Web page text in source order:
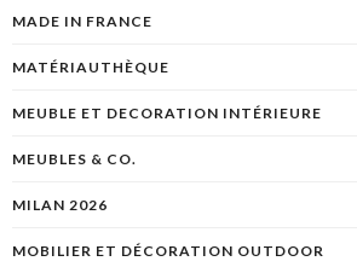
MADE IN FRANCE
MATÉRIAUTHÈQUE
MEUBLE ET DECORATION INTÉRIEURE
MEUBLES & CO.
MILAN 2026
MOBILIER ET DÉCORATION OUTDOOR